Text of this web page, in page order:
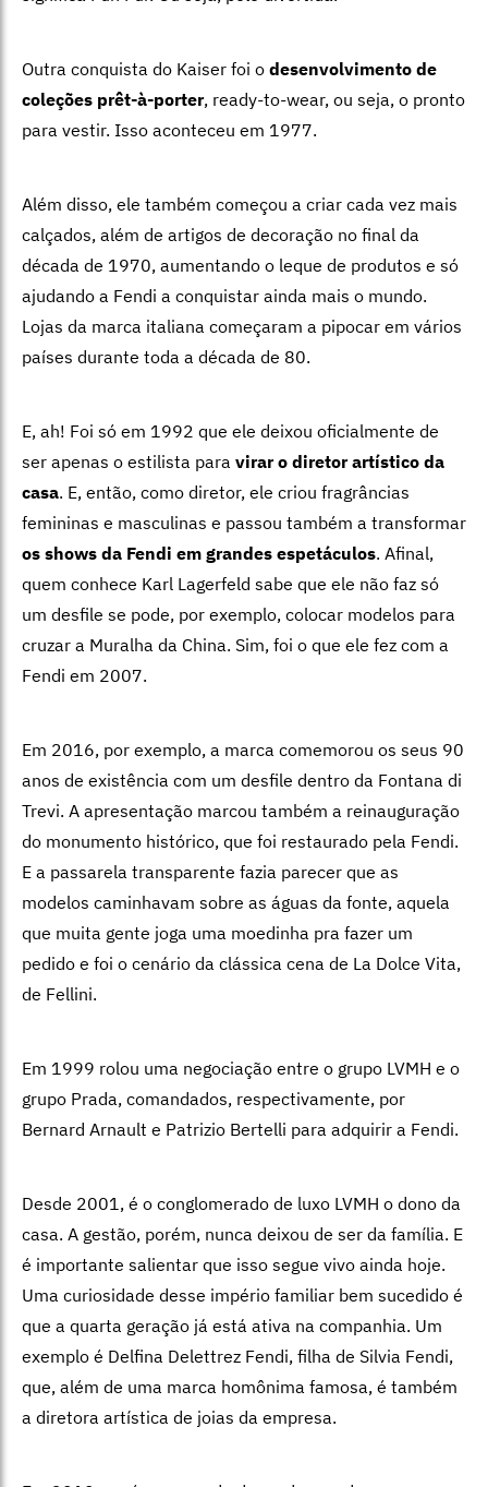
Outra conquista do Kaiser foi o desenvolvimento de
coleções prêt-à-porter, ready-to-wear, ou seja, o pronto
para vestir. Isso aconteceu em 1977.
Além disso, ele também começou a criar cada vez mais
calçados, além de artigos de decoração no final da
década de 1970, aumentando o leque de produtos e só
ajudando a Fendi a conquistar ainda mais o mundo.
Lojas da marca italiana começaram a pipocar em vários
países durante toda a década de 80.
E, ah! Foi só em 1992 que ele deixou oficialmente de
ser apenas o estilista para virar o diretor artístico da
casa. E, então, como diretor, ele criou fragrâncias
femininas e masculinas e passou também a transformar
os shows da Fendi em grandes espetáculos. Afinal,
quem conhece Karl Lagerfeld sabe que ele não faz só
um desfile se pode, por exemplo, colocar modelos para
cruzar a Muralha da China. Sim, foi o que ele fez com a
Fendi em 2007.
Em 2016, por exemplo, a marca comemorou os seus 90
anos de existência com um desfile dentro da Fontana di
Trevi. A apresentação marcou também a reinauguração
do monumento histórico, que foi restaurado pela Fendi.
E a passarela transparente fazia parecer que as
modelos caminhavam sobre as águas da fonte, aquela
que muita gente joga uma moedinha pra fazer um
pedido e foi o cenário da clássica cena de La Dolce Vita,
de Fellini.
Em 1999 rolou uma negociação entre o grupo LVMH e o
grupo Prada, comandados, respectivamente, por
Bernard Arnault e Patrizio Bertelli para adquirir a Fendi.
Desde 2001, é o conglomerado de luxo LVMH o dono da
casa. A gestão, porém, nunca deixou de ser da família. E
é importante salientar que isso segue vivo ainda hoje.
Uma curiosidade desse império familiar bem sucedido é
que a quarta geração já está ativa na companhia. Um
exemplo é Delfina Delettrez Fendi, filha de Silvia Fendi,
que, além de uma marca homônima famosa, é também
a diretora artística de joias da empresa.